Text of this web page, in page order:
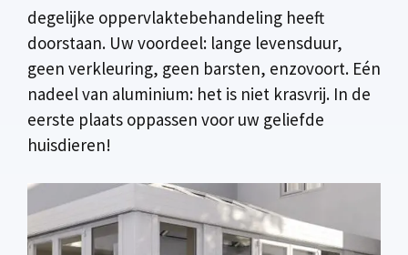
degelijke oppervlaktebehandeling heeft
doorstaan. Uw voordeel: lange levensduur,
geen verkleuring, geen barsten, enzovoort. Eén
nadeel van aluminium: het is niet krasvrij. In de
eerste plaats oppassen voor uw geliefde
huisdieren!